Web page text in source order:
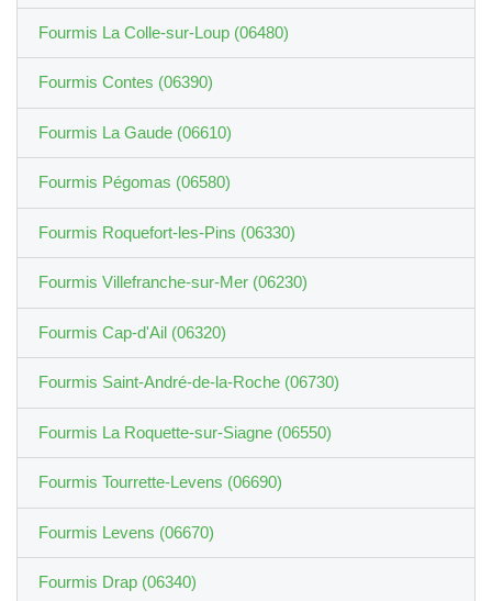
Fourmis La Colle-sur-Loup (06480)
Fourmis Contes (06390)
Fourmis La Gaude (06610)
Fourmis Pégomas (06580)
Fourmis Roquefort-les-Pins (06330)
Fourmis Villefranche-sur-Mer (06230)
Fourmis Cap-d'Ail (06320)
Fourmis Saint-André-de-la-Roche (06730)
Fourmis La Roquette-sur-Siagne (06550)
Fourmis Tourrette-Levens (06690)
Fourmis Levens (06670)
Fourmis Drap (06340)